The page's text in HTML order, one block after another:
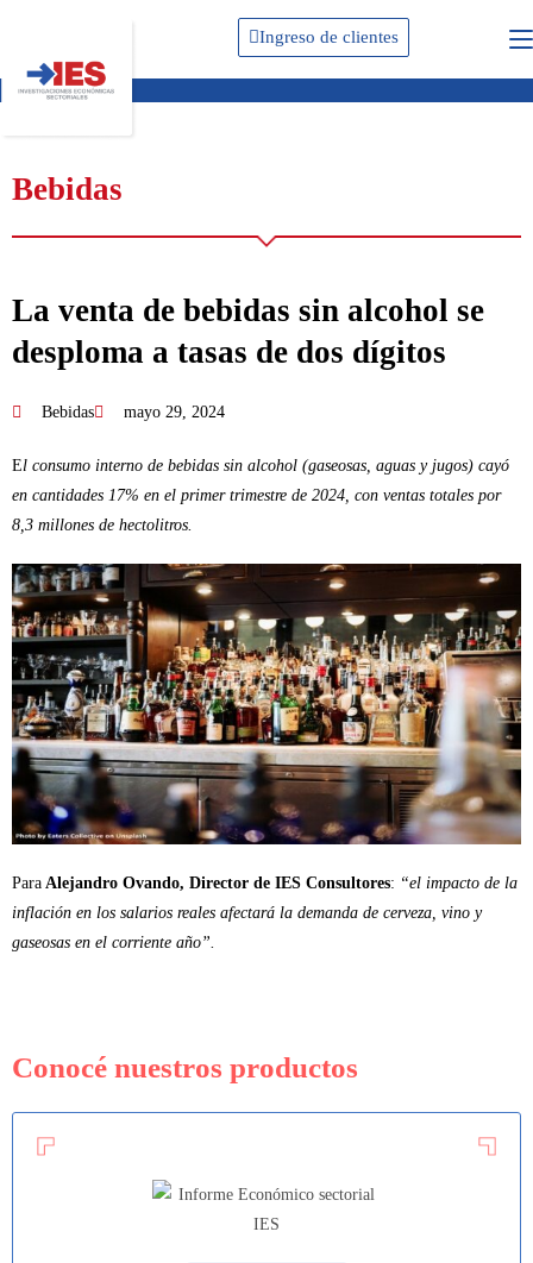
Ingreso de clientes
Bebidas
La venta de bebidas sin alcohol se
desploma a tasas de dos dígitos
Bebidas mayo 29, 2024
El consumo interno de bebidas sin alcohol (gaseosas, aguas y jugos) cayó
en cantidades 17% en el primer trimestre de 2024, con ventas totales por
8,3 millones de hectolitros.
Para Alejandro Ovando, Director de IES Consultores: “el impacto de la
inflación en los salarios reales afectará la demanda de cerveza, vino y
gaseosas en el corriente año”.
Conocé nuestros productos